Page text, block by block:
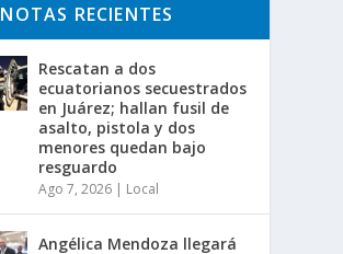
NOTAS RECIENTES
Rescatan a dos
ecuatorianos secuestrados
en Juárez; hallan fusil de
asalto, pistola y dos
menores quedan bajo
resguardo
Ago 7, 2026 | Local
Angélica Mendoza llegará